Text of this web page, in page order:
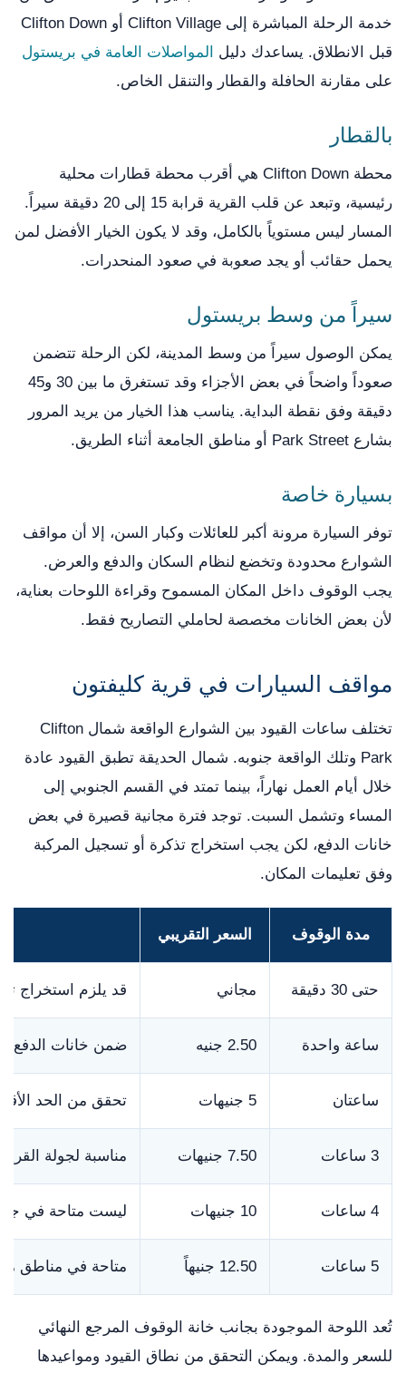
خدمة الرحلة المباشرة إلى Clifton Village أو Clifton Down
قبل الانطلاق. يساعدك دليل
المواصلات العامة في بريستول
على مقارنة الحافلة والقطار والتنقل الخاص.
بالقطار
محطة Clifton Down هي أقرب محطة قطارات محلية
رئيسية، وتبعد عن قلب القرية قرابة 15 إلى 20 دقيقة سيراً.
المسار ليس مستوياً بالكامل، وقد لا يكون الخيار الأفضل لمن
يحمل حقائب أو يجد صعوبة في صعود المنحدرات.
سيراً من وسط بريستول
يمكن الوصول سيراً من وسط المدينة، لكن الرحلة تتضمن
صعوداً واضحاً في بعض الأجزاء وقد تستغرق ما بين 30 و45
دقيقة وفق نقطة البداية. يناسب هذا الخيار من يريد المرور
بشارع Park Street أو مناطق الجامعة أثناء الطريق.
بسيارة خاصة
توفر السيارة مرونة أكبر للعائلات وكبار السن، إلا أن مواقف
الشوارع محدودة وتخضع لنظام السكان والدفع والعرض.
يجب الوقوف داخل المكان المسموح وقراءة اللوحات بعناية،
لأن بعض الخانات مخصصة لحاملي التصاريح فقط.
مواقف السيارات في قرية كليفتون
تختلف ساعات القيود بين الشوارع الواقعة شمال Clifton
Park وتلك الواقعة جنوبه. شمال الحديقة تطبق القيود عادة
خلال أيام العمل نهاراً، بينما تمتد في القسم الجنوبي إلى
المساء وتشمل السبت. توجد فترة مجانية قصيرة في بعض
خانات الدفع، لكن يجب استخراج تذكرة أو تسجيل المركبة
وفق تعليمات المكان.
مدة الوقوف السعر التقريبي
حتى 30 دقيقة مجاني قد يلزم استخراج
ساعة واحدة 2.50 جنيه ضمن خانات الدفع
ساعتان 5 جنيهات تحقق من الحد
3 ساعات 7.50 جنيهات مناسبة لجولة
4 ساعات 10 جنيهات ليست متاحة في
5 ساعات 12.50 جنيهاً متاحة في مناطق
تُعد اللوحة الموجودة بجانب خانة الوقوف المرجع النهائي
للسعر والمدة. ويمكن التحقق من نطاق القيود ومواعيدها